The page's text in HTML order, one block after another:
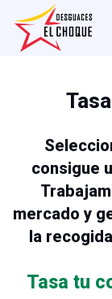
consigue
mercado y
la
Tasa tu